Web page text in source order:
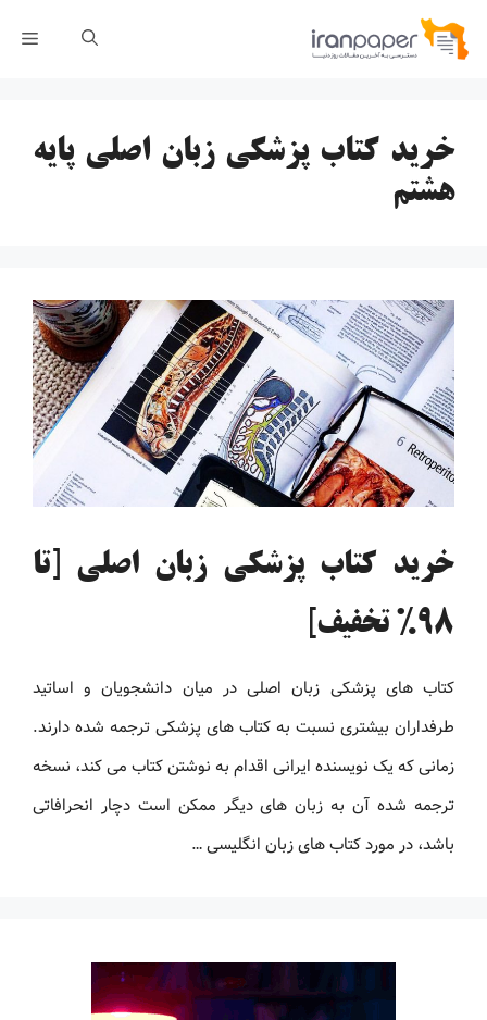
پرش
خرید کتاب پزشکی زبان اصلی پایه
هشتم
خرید کتاب پزشکی زبان اصلی [تا
98% تخفیف]
کتاب های پزشکی زبان اصلی در میان دانشجویان و اساتید
طرفداران بیشتری نسبت به کتاب های پزشکی ترجمه شده دارند.
زمانی که یک نویسنده ایرانی اقدام به نوشتن کتاب می کند، نسخه
ترجمه شده آن به زبان های دیگر ممکن است دچار انحرافاتی
باشد، در مورد کتاب های زبان انگلیسی …